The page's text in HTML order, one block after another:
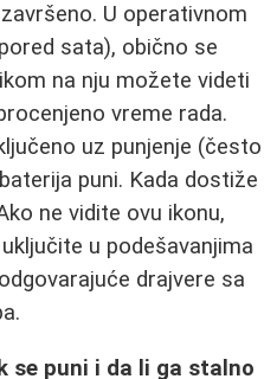
U operativnom
sata), obično se
na nju možete videti
vreme rada.
uz punjenje (često
puni. Kada dostiže
ne vidite ovu ikonu,
u podešavanjima
drajvere sa
se puni i da li ga stalno